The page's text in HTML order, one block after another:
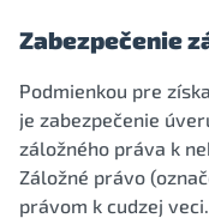
Zabezpečenie
Podmienkou pre
je zabezpečenie
záložného práva k
Záložné právo
právom k cudzej